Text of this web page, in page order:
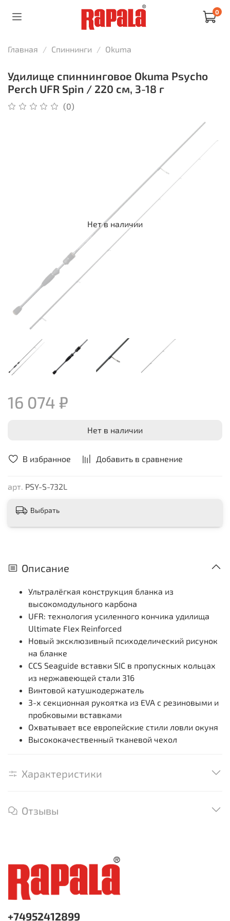
0
Главная Спиннинги Okuma
Удилище спиннинговое Okuma Psycho
Perch UFR Spin / 220 см, 3-18 г
(0)
В избранное Добавить в сравнение
арт. PSY-S-732L
Нет в наличии
16 074 ₽
Нет в наличии
Выбрать
Описание
Ультралёгкая конструкция бланка из
высокомодульного карбона
UFR: технология усиленного кончика удилища
Ultimate Flex Reinforced
Новый эксклюзивный психоделический рисунок
на бланке
CCS Seaguide вставки SIC в пропускных кольцах
из нержавеющей стали 316
Винтовой катушкодержатель
3-х секционная рукоятка из EVA с резиновыми и
пробковыми вставками
Охватывает все европейские стили ловли окуня
Высококачественный тканевой чехол
Характеристики
Отзывы
+74952412899